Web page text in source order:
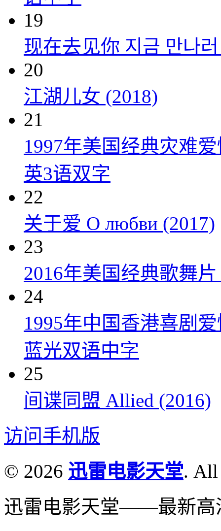
19
现在去见你 지금 만나
20
江湖儿女 (2018)
21
1997年美国经典灾难
英3语双字
22
关于爱 О любви (2017)
23
2016年美国经典歌舞
24
1995年中国香港喜剧
蓝光双语中字
25
间谍同盟 Allied (2016)
访问手机版
© 2026 迅雷电影天堂. All
迅雷电影天堂——最新高